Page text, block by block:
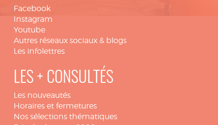
Facebook
Instagram
Youtube
Autres réseaux sociaux & blogs
Les infolettres
LES + CONSULTÉS
Les nouveautés
Horaires et fermetures
Nos sélections thématiques